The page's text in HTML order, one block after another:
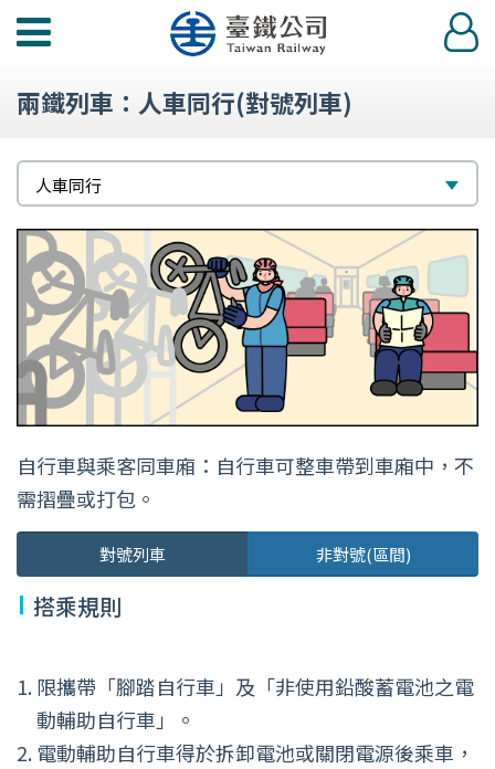
功
選
登
入
兩鐵列車：人車同行(對號列車)
人車同行
自行車與乘客同車廂：自行車可整車帶到車廂中，不
需摺疊或打包。
對號列車 非對號(區間)
搭乘規則
限攜帶「腳踏自行車」及「非使用鉛酸蓄電池之電
動輔助自行車」。
電動輔助自行車得於拆卸電池或關閉電源後乘車，